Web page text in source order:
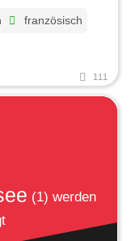
französisch
111
(1) werden